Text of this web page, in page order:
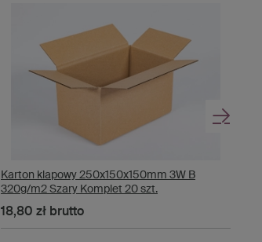
Karton klapowy 250x150x150mm 3W B
320g/m2 Szary Komplet 20 szt.
18,80 zł brutto